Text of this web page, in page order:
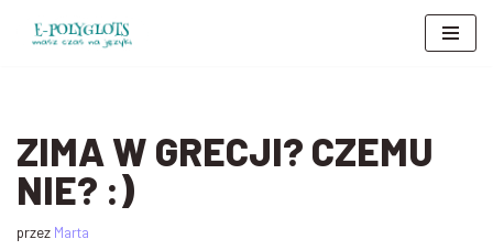
ZIMA W GRECJI? CZEMU
NIE? :)
przez Marta